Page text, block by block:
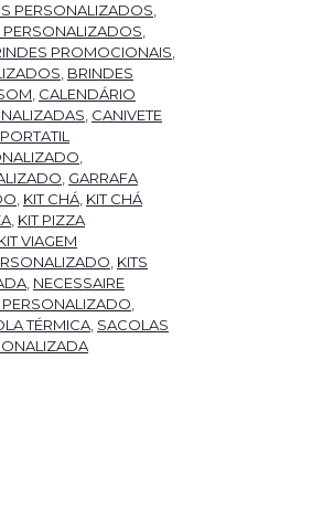
PERSONALIZADOS
PERSONALIZADOS
PROMOCIONAIS
BRINDES
CALENDÁRIO
CANIVETE
GARRAFA
KIT CHÁ KIT CHÁ
KIT PIZZA
VIAGEM
KITS
NECESSAIRE
TÉRMICA SACOLAS